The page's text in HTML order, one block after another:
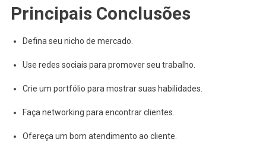
Principais Conclusões
Defina seu nicho de mercado.
Use redes sociais para promover seu trabalho.
Crie um portfólio para mostrar suas habilidades.
Faça networking para encontrar clientes.
Ofereça um bom atendimento ao cliente.